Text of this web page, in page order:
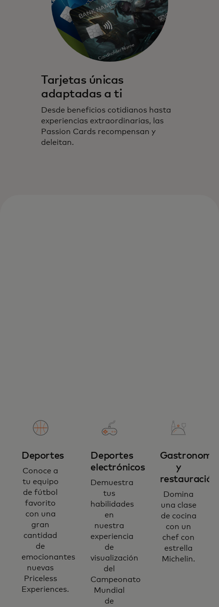
Tarjetas únicas
adaptadas a ti
Desde beneficios cotidianos hasta
experiencias extraordinarias, las
Passion Cards recompensan y
deleitan.
Deportes
Conoce a
tu equipo
de fútbol
favorito
con una
gran
cantidad
de
emocionantes
nuevas
Priceless
Experiences.
Deportes
electrónicos
Demuestra
tus
habilidades
en
nuestra
experiencia
de
visualización
del
Campeonato
Mundial
de
y
restauración
Domina
una clase
de cocina
con un
chef con
estrella
Michelin.